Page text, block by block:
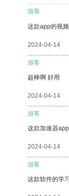
游客
这款app的视
2024-04-14
游客
超棒啊 好用
2024-04-14
游客
这款加速器
2024-04-14
游客
这款软件的学